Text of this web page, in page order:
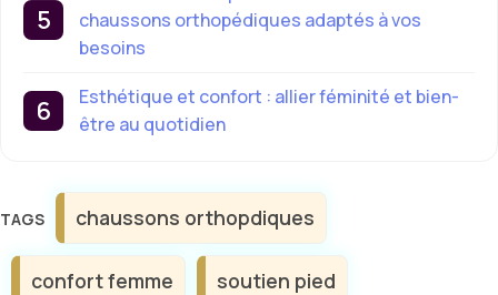
chaussons orthopédiques adaptés à vos
besoins
Esthétique et confort : allier féminité et bien-
être au quotidien
Étiquettes
chaussons orthopdiques
confort femme soutien pied